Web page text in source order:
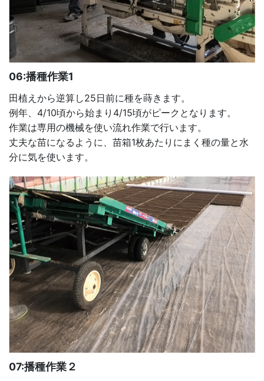
06:播種作業1
田植えから逆算し25日前に種を蒔きます。
例年、4/10頃から始まり4/15頃がピークとなります。
作業は専用の機械を使い流れ作業で行います。
丈夫な苗になるように、苗箱1枚あたりにまく種の量と水
分に気を使います。
07:播種作業２